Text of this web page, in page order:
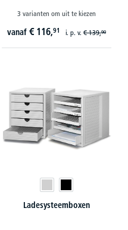
3 varianten om uit te kiezen
vanaf € 116,91 i. p. v. € 139,90
Ladesysteemboxen